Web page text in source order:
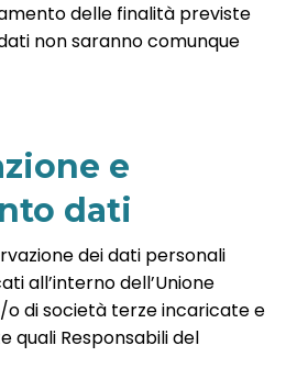
delle finalità previste
non saranno comunque
e
dati
dei dati personali
all’interno dell’Unione
o di società terze incaricate e
quali Responsabili del